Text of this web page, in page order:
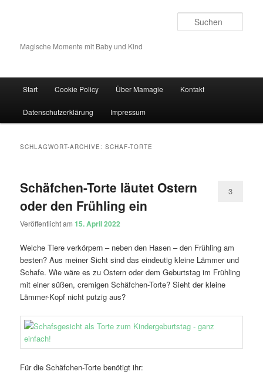
Magische Momente mit Baby und Kind
Zum Inhalt wechseln
Zum sekundären Inhalt wechseln
Start Cookie Policy Über Mamagie Kontakt
Datenschutzerklärung Impressum
SCHLAGWORT-ARCHIVE:SCHAF-TORTE
Schäfchen-Torte läutet Ostern
oder den Frühling ein
Veröffentlicht am15. April 2022
3
Welche Tiere verkörpern – neben den Hasen – den Frühling am
besten? Aus meiner Sicht sind das eindeutig kleine Lämmer und
Schafe. Wie wäre es zu Ostern oder dem Geburtstag im Frühling
mit einer süßen, cremigen Schäfchen-Torte? Sieht der kleine
Lämmer-Kopf nicht putzig aus?
Für die Schäfchen-Torte benötigt ihr: